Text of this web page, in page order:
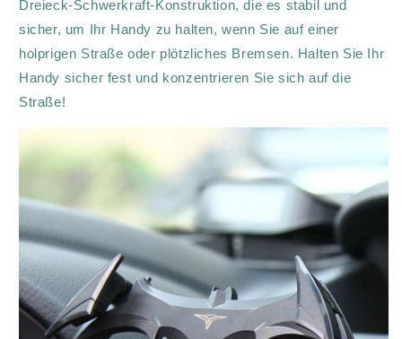
Dreieck-Schwerkraft-Konstruktion, die es stabil und
sicher, um Ihr Handy zu halten, wenn Sie auf einer
holprigen Straße oder plötzliches Bremsen. Halten Sie Ihr
Handy sicher fest und konzentrieren Sie sich auf die
Straße!